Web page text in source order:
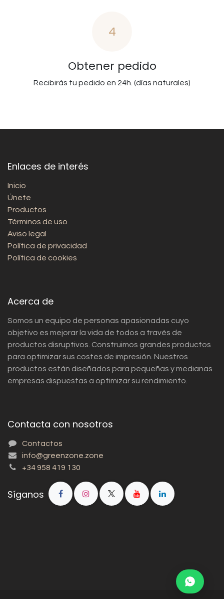
4
Obtener pedido
Recibirás tu pedido en 24h. (días naturales)
Enlaces de interés
Inicio
Únete
Productos
Términos de uso
Aviso legal
Política de privacidad
Política de cookies
Acerca de
Somos un equipo de personas apasionadas cuyo
objetivo es mejorar la vida de todos a través de
productos disruptivos. Construimos grandes productos
para optimizar sus costes de impresión. Nuestros
productos están diseñados para pequeñas y medianas
empresas dispuestas a optimizar su rendimiento.
Contacta con nosotros
Contactos
info@greenzone.zone
+34 958 419 130
Síganos